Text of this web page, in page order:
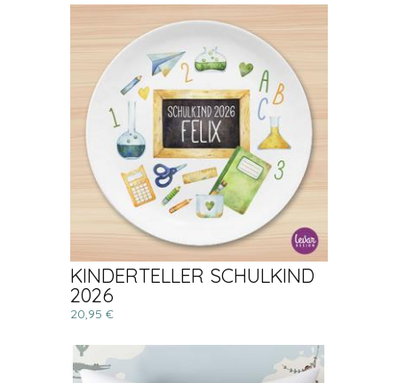
KINDERTELLER SCHULKIND
2026
20,95 €